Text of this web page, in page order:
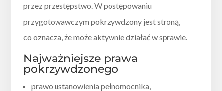
przez przestępstwo. W postępowaniu
przygotowawczym pokrzywdzony jest stroną,
co oznacza, że może aktywnie działać w sprawie.
Najważniejsze prawa
pokrzywdzonego
prawo ustanowienia pełnomocnika,